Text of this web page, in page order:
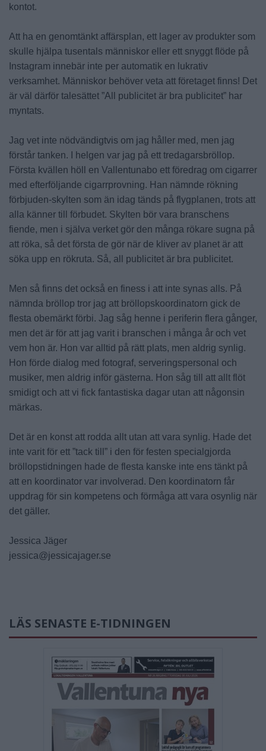
kontot.
Att ha en genomtänkt affärsplan, ett lager av produkter som
skulle hjälpa tusentals människor eller ett snyggt flöde på
Instagram innebär inte per automatik en lukrativ
verksamhet. Människor behöver veta att företaget finns! Det
är väl därför talesättet ”All publicitet är bra publicitet” har
myntats.
Jag vet inte nödvändigtvis om jag håller med, men jag
förstår tanken. I helgen var jag på ett tredagarsbröllop.
Första kvällen höll en Vallentunabo ett föredrag om cigarrer
med efterföljande cigarrprovning. Han nämnde rökning
förbjuden-skylten som än idag tänds på flygplanen, trots att
alla känner till förbudet. Skylten bör vara branschens
fiende, men i själva verket gör den många rökare sugna på
att röka, så det första de gör när de kliver av planet är att
söka upp en rökruta. Så, all publicitet är bra publicitet.
Men så finns det också en finess i att inte synas alls. På
nämnda bröllop tror jag att bröllopskoordinatorn gick de
flesta obemärkt förbi. Jag såg henne i periferin flera gånger,
men det är för att jag varit i branschen i många år och vet
vem hon är. Hon var alltid på rätt plats, men aldrig synlig.
Hon förde dialog med fotograf, serveringspersonal och
musiker, men aldrig inför gästerna. Hon såg till att allt flöt
smidigt och att vi fick fantastiska dagar utan att någonsin
märkas.
Det är en konst att rodda allt utan att vara synlig. Hade det
inte varit för ett ”tack till” i den för festen specialgjorda
bröllopstidningen hade de flesta kanske inte ens tänkt på
att en koordinator var involverad. Den koordinatorn får
uppdrag för sin kompetens och förmåga att vara osynlig när
det gäller.
Jessica Jäger
jessica@jessicajager.se
LÄS SENASTE E-TIDNINGEN